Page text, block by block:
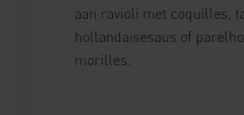
aan ravioli met coquilles,
hollandaisesaus of
morilles.